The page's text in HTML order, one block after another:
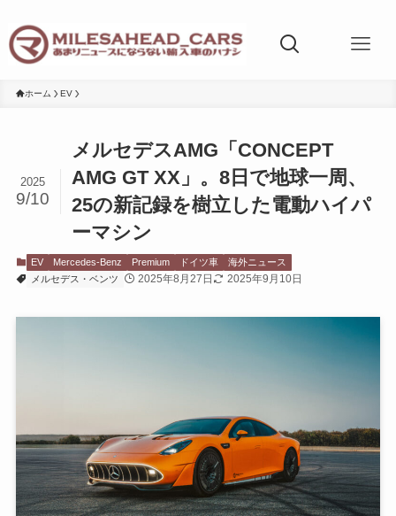
ホーム EV
メルセデスAMG「CONCEPT
AMG GT XX」。8日で地球一周、
25の新記録を樹立した電動ハイパ
ーマシン
2025
9/10
EV Mercedes-Benz Premium ドイツ車
海外ニュース
メルセデス・ベンツ
2025年8月27日 2025年9月10日